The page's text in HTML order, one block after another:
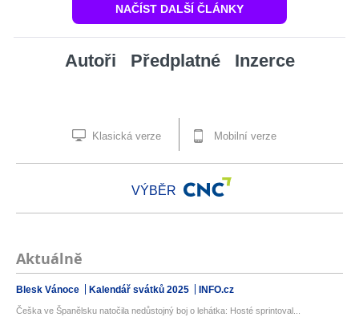
NAČÍST DALŠÍ ČLÁNKY
Autoři Předplatné Inzerce
Klasická verze Mobilní verze
VÝBĚR
Aktuálně
Blesk Vánoce Kalendář svátků 2025 INFO.cz
Češka ve Španělsku natočila nedůstojný boj o lehátka: Hosté sprintoval...